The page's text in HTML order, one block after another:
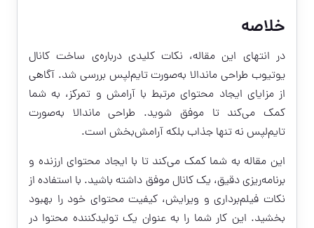
خلاصه
در انتهای این مقاله، نکات کلیدی درباره‌ی ساخت کانال
یوتیوب طراحی ماندالا به‌صورت تایم‌لپس بررسی شد. آگاهی
از مزایای ایجاد محتوای مرتبط با آرامش و تمرکز، به شما
کمک می‌کند تا موفق شوید. طراحی ماندالا به‌صورت
تایم‌لپس نه تنها جذاب بلکه آرامش‌بخش است.
این مقاله به شما کمک می‌کند تا با ایجاد محتوای ارزنده و
برنامه‌ریزی دقیق، یک کانال موفق داشته باشید. با استفاده از
نکات فیلم‌برداری و ویرایش، کیفیت محتوای خود را بهبود
بخشید. این کار شما را به عنوان یک تولیدکننده محتوا در